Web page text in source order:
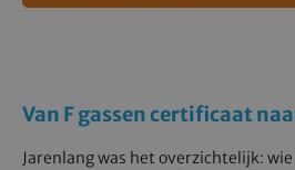
Van F gassen certificaat
Jarenlang was het overzichtelijk: